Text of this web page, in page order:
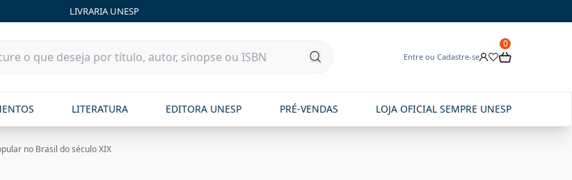
LIVRARIA UNESP
Entre ou Cadastre-se
0
LITERATURA EDITORA UNESP PRÉ-VENDAS LOJA OFICIAL SEMPRE UNESP
no Brasil do século XIX